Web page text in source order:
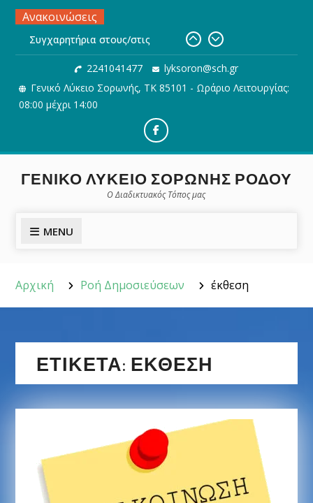
Skip
content
Ανακοινώσεις
Συγχαρητήρια στους/στις
μαθητές/τριες μας για την
εισαγωγή τους σε σχολές της
Τριτοβάθμιας Εκπαίδευσης
Προθεσμία και διαδικασία
Ηλεκτρονικής υποβολής του
Μηχανογραφικού Δελτίου
Ηλεκτρονική Αίτηση εγγραφής,
μετεγγραφής μαθητών/τριών σε
2241041477
lyksoron@sch.gr
Γενικό Λύκειο Σορωνής, ΤΚ 85101 - Ωράριο Λειτουργίας:
08:00 μέχρι 14:00
ΓΕΝΙΚΟ ΛΥΚΕΙΟ ΣΟΡΩΝΗΣ ΡΟΔΟΥ
Ο Διαδικτυακός Τόπος μας
MENU
Αρχική Ροή Δημοσιεύσεων έκθεση
ΕΤΙΚΈΤΑ: ΈΚΘΕΣΗ